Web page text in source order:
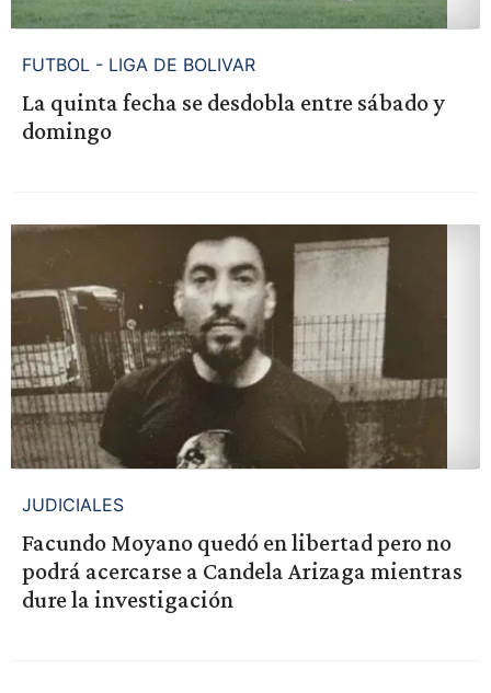
FUTBOL - LIGA DE BOLIVAR
La quinta fecha se desdobla entre sábado y
domingo
JUDICIALES
Facundo Moyano quedó en libertad pero no
podrá acercarse a Candela Arizaga mientras
dure la investigación